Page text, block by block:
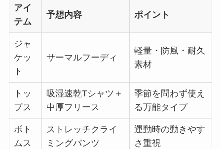
アイ
テム
予想内容 ポイント
ジャ
ケッ
ト
サーマルフーディ
軽量・防風・耐久
素材
トッ
プス
吸湿速乾Tシャツ＋
中厚フリース
季節を問わず使え
る万能タイプ
ボト
ムス
ストレッチクライ
ミングパンツ
運動時の動きやす
さ重視